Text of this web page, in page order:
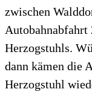
zwischen
Autobahnabfahrt
Herzogstuhls.
dann kämen die
Herzogstuhl